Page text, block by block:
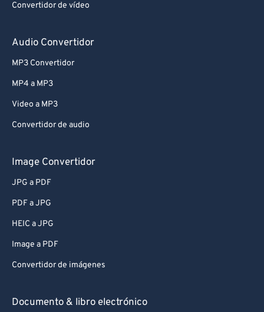
Convertidor de vídeo
Audio Convertidor
MP3 Convertidor
MP4 a MP3
Video a MP3
Convertidor de audio
Image Convertidor
JPG a PDF
PDF a JPG
HEIC a JPG
Image a PDF
Convertidor de imágenes
Documento & libro electrónico